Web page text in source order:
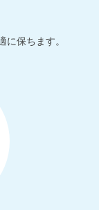
保ちます。